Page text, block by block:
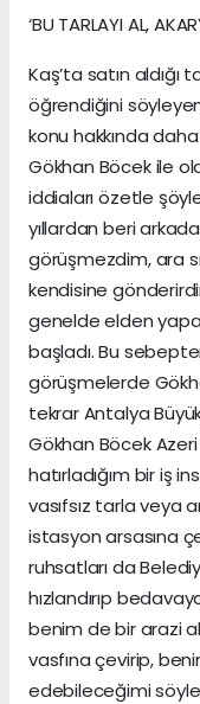
‘BU TARLAYI AL,
Kaş’ta satın
öğrendiğini
konu hakkında
Gökhan Böcek ile
iddiaları özetle
yıllardan beri
görüşmezdim, ara
kendisine
genelde elden
başladı. Bu
görüşmelerde
tekrar Antalya
Gökhan Böcek
hatırladığım bir iş
vasıfsız tarla veya
istasyon arsasına
ruhsatları da
hızlandırıp
benim de bir arazi
vasfına çevirip,
edebileceğimi